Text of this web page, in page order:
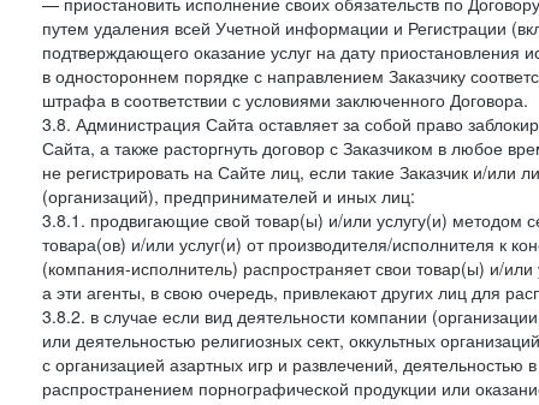
путем удаления всей Учетной информации и Регистрации
подтверждающего оказание услуг на дату приостановления
в одностороннем порядке с направлением Заказчику
штрафа в соответствии с условиями заключенного Договора.
3.8. Администрация Сайта оставляет за собой право
Сайта, а также расторгнуть договор с Заказчиком в любое
не регистрировать на Сайте лиц, если такие Заказчик и/
(организаций), предпринимателей и иных лиц:
3.8.1. продвигающие свой товар(ы) и/или услугу(и) методом
товара(ов) и/или услуг(и) от производителя/исполнителя к
(компания-исполнитель) распространяет свои товар(ы) и/
а эти агенты, в свою очередь, привлекают других лиц для
3.8.2. в случае если вид деятельности компании
или деятельностью религиозных сект, оккультных
с организацией азартных игр и развлечений,
распространением порнографической продукции или